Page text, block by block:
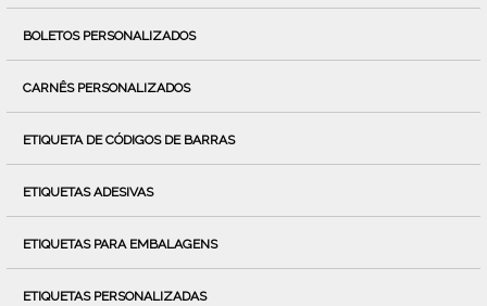
BOLETOS PERSONALIZADOS
CARNÊS PERSONALIZADOS
ETIQUETA DE CÓDIGOS DE BARRAS
ETIQUETAS ADESIVAS
ETIQUETAS PARA EMBALAGENS
ETIQUETAS PERSONALIZADAS